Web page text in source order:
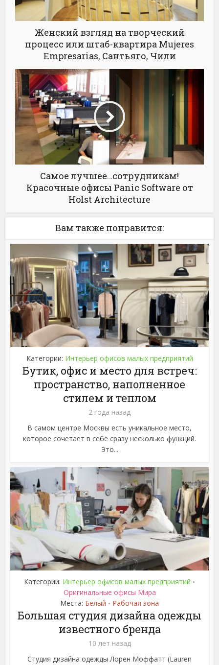
Женский взгляд на творческий
процесс или штаб-квартира Mujeres
Empresarias, Сантьяго, Чили
Самое лучшее…сотрудникам!
Красочные офисы Panic Software от
Holst Architecture
Вам также понравится:
Категории: Интерьер офисов малых предприятий
Бутик, офис и место для встреч:
пространство, наполненное
стилем и теплом
2 года назад
В самом центре Москвы есть уникальное место,
которое сочетает в себе сразу несколько функций.
Это...
Категории: Интерьер офисов малых предприятий •
Оригинальные офисы Мира
Места: Белый • Рабочая зона
Большая студия дизайна одежды
известного бренда
10 лет назад
Студия дизайна одежды Лорен Моффатт (Lauren